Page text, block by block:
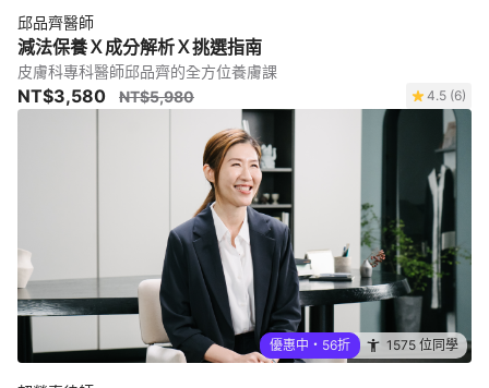
邱品齊醫師
減法保養Ｘ成分解析Ｘ挑選指南
皮膚科專科醫師邱品齊的全方位養膚課
NT$3,580 NT$5,980 4.5 (6)
優惠中・56折 1575 位同學